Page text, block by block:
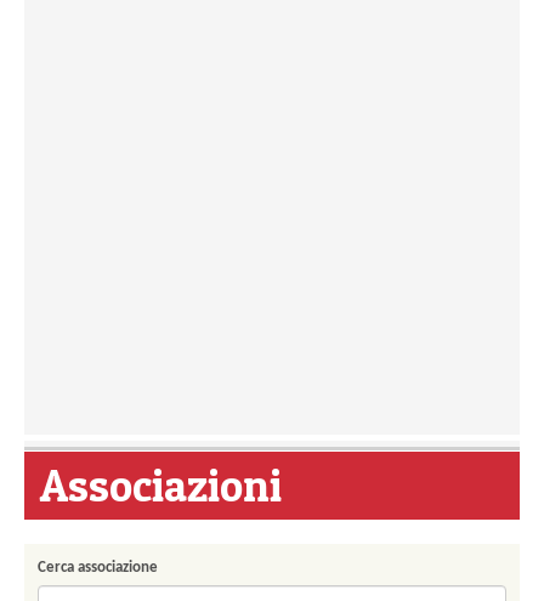
Associazioni
Cerca associazione